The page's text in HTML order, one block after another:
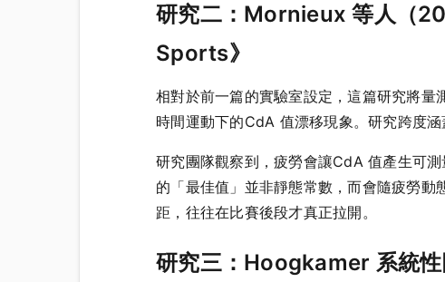
研究二：Mornieux 等人（
Sports》
相對於前一篇的實驗室設定，這篇研究將
時間運動下的CdA 值漂移現象。研究跨度
研究團隊觀察到，疲勞會讓CdA 值產生可
的「最佳值」並非靜態常數，而會隨疲勞
距，往往在比賽後段才真正拉開。
研究三：Hoogkamer 系統